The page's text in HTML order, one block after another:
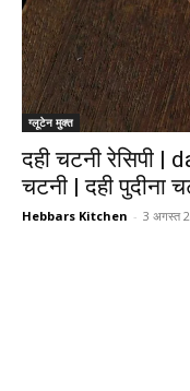
ग्लूटेन मुक्त
दही चटनी रेसिपी |
चटनी | दही पुदीना
Hebbars Kitchen - 3 अगस्त